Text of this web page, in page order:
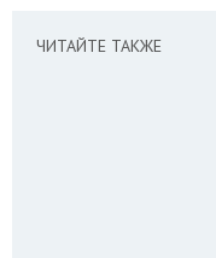
ЧИТАЙТЕ ТАКЖЕ